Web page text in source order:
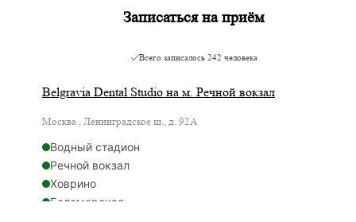
Записаться на приём
Всего записалось242 человека
Belgravia Dental Studio на м. Речной вокзал
Москва , Ленинградское ш., д. 92А
Водный стадион
Речной вокзал
Ховрино
Беломорская